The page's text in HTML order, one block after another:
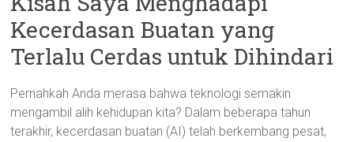
Kecerdasan Buatan yang
Terlalu Cerdas untuk Dihindari
Pernahkah Anda merasa bahwa teknologi semakin
mengambil alih kehidupan kita? Dalam beberapa tahun
terakhir, kecerdasan buatan (AI) telah berkembang pesat,